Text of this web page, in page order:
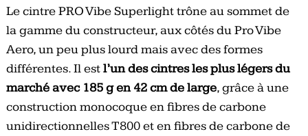
Le cintre PRO Vibe Superlight trône au sommet de
la gamme du constructeur, aux côtés du Pro Vibe
Aero, un peu plus lourd mais avec des formes
différentes. Il estl’un des cintres les plus légers du
marché avec 185 g en 42 cm de large, grâce à une
construction monocoque en fibres de carbone
unidirectionnelles T800 et en fibres de carbone de